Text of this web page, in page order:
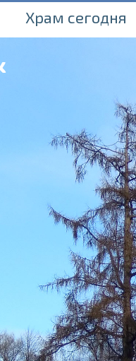
Храм сегодня